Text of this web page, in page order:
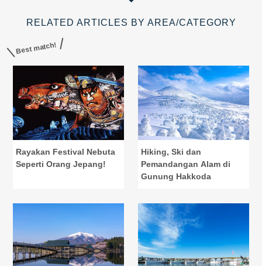
RELATED ARTICLES BY AREA/CATEGORY
Best match!
Rayakan Festival Nebuta
Seperti Orang Jepang!
Hiking, Ski dan
Pemandangan Alam di
Gunung Hakkoda